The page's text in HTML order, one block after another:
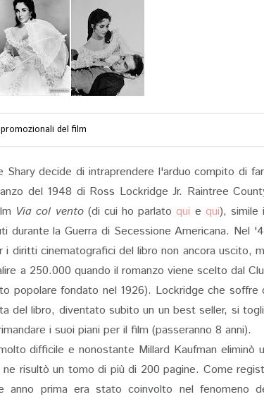
del film
decide di intraprendere l'arduo compito di
del 1948 di Ross Lockridge Jr. Raintree
Via col vento(di cui ho parlatoqui e qui), simile
durante la Guerra di Secessione Americana. Nel
diritti cinematografici del libro non ancora uscito,
a 250.000 quando il romanzo viene scelto dal
popolare fondato nel 1926). Lockridge che soffre
del libro, diventato subito un un best seller, si
i suoi piani per il film (passeranno 8 anni).
difficile e nonostante Millard Kaufman eliminò
risultò un tomo di più di 200 pagine. Come
anno prima era stato coinvolto nel fenomeno